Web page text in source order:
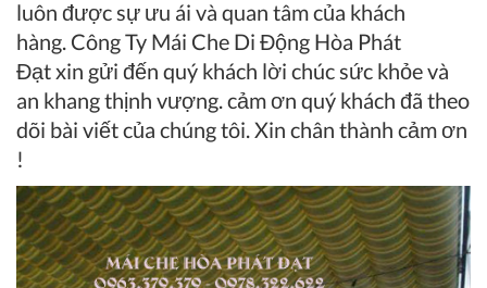
luôn được sự ưu ái và quan tâm của khách
hàng. Công Ty Mái Che Di Động Hòa Phát
Đạtxin gửi đến quý khách lời chúc sức khỏe và
an khang thịnh vượng. cảm ơn quý khách đã theo
dõi bài viết của chúng tôi. Xin chân thành cảm ơn
!